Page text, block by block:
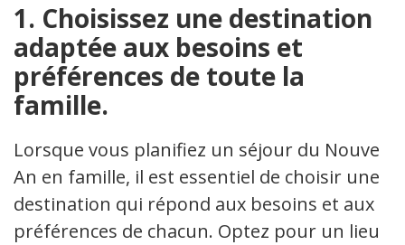
1. Choisissez une destination
adaptée aux besoins et
préférences de toute la
famille.
Lorsque vous planifiez un séjour du Nouvel
An en famille, il est essentiel de choisir une
destination qui répond aux besoins et aux
préférences de chacun. Optez pour un lieu